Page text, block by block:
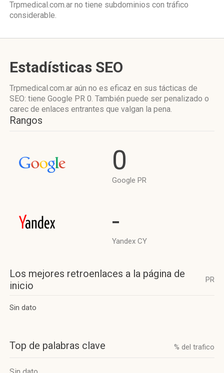
Trpmedical.com.ar no tiene subdominios con tráfico
considerable.
Estadísticas SEO
Trpmedical.com.ar aún no es eficaz en sus tácticas de
SEO: tiene Google PR 0. También puede ser penalizado o
carec de enlaces entrantes que valgan la pena.
Rangos
0
Google PR
-
Yandex CY
Los mejores retroenlaces a la página de
inicio
PR
Sin dato
Top de palabras clave % del trafico